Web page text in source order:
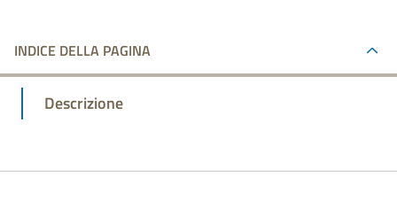
INDICE DELLA PAGINA
Descrizione